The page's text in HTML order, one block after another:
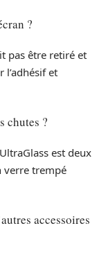
?
pas être retiré et
et
chutes ?
est deux
verre trempé
accessoires